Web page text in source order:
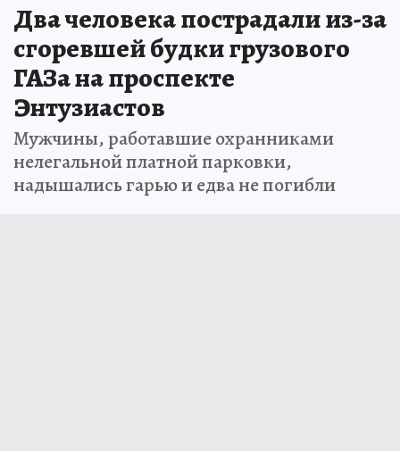
Два человека пострадали из-за
сгоревшей будки грузового
ГАЗа на проспекте
Энтузиастов
Мужчины, работавшие охранниками
нелегальной платной парковки,
надышались гарью и едва не погибли